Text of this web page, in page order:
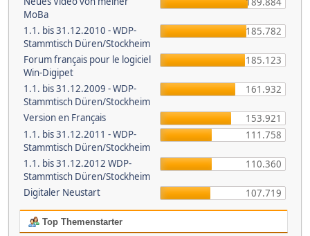
MoBa
1.1. bis 31.12.2010 - WDP-
Stammtisch Düren/Stockheim
185.782
Forum français pour le logiciel
Win-Digipet
185.123
1.1. bis 31.12.2009 - WDP-
Stammtisch Düren/Stockheim
161.932
Version en Français
153.921
1.1. bis 31.12.2011 - WDP-
Stammtisch Düren/Stockheim
111.758
1.1. bis 31.12.2012 WDP-
Stammtisch Düren/Stockheim
110.360
Digitaler Neustart 107.719
Top Themenstarter